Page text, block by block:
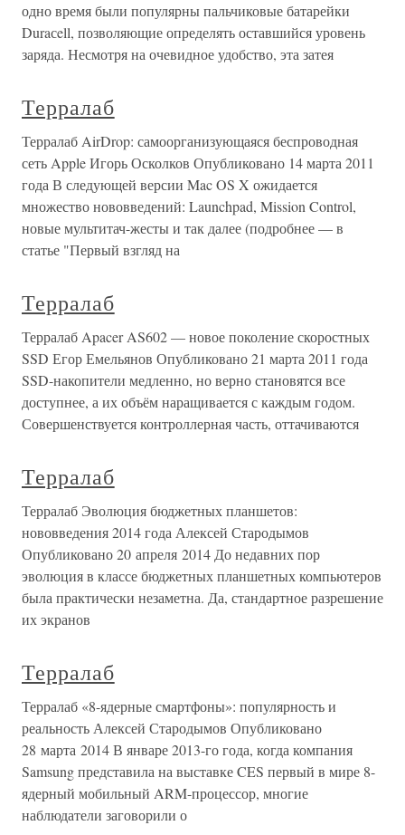
одно время были популярны пальчиковые батарейки
Duraсell, позволяющие определять оставшийся уровень
заряда. Несмотря на очевидное удобство, эта затея
Терралаб
Терралаб AirDrop: самоорганизующаяся беспроводная
сеть Apple Игорь Осколков Опубликовано 14 марта 2011
года В следующей версии Mac OS X ожидается
множество нововведений: Launchpad, Mission Control,
новые мультитач-жесты и так далее (подробнее — в
статье "Первый взгляд на
Терралаб
Терралаб Apacer AS602 — новое поколение скоростных
SSD Егор Емельянов Опубликовано 21 марта 2011 года
SSD-накопители медленно, но верно становятся все
доступнее, а их объём наращивается с каждым годом.
Совершенствуется контроллерная часть, оттачиваются
Терралаб
Терралаб Эволюция бюджетных планшетов:
нововведения 2014 года Алексей Стародымов
Опубликовано 20 апреля 2014 До недавних пор
эволюция в классе бюджетных планшетных компьютеров
была практически незаметна. Да, стандартное разрешение
их экранов
Терралаб
Терралаб «8-ядерные смартфоны»: популярность и
реальность Алексей Стародымов Опубликовано
28 марта 2014 В январе 2013-го года, когда компания
Samsung представила на выставке CES первый в мире 8-
ядерный мобильный ARM-процессор, многие
наблюдатели заговорили о